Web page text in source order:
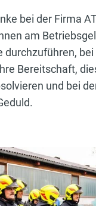
bei der Firma
am
durchzuführen, bei
Bereitschaft,
und bei